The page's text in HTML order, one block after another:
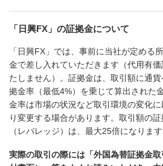
「日興FX」の証拠金について
「日興FX」では、事前に当社が定める
金で差し入れていただきます（代用有
たしません）。証拠金は、取引額に通
拠金率（最低4%）を乗じて算出された
金率は市場の状況など取引環境の変化
り変更する場合があります。取引額の
（レバレッジ）は、最大25倍になります
実際の取引の際には「外国為替証拠金